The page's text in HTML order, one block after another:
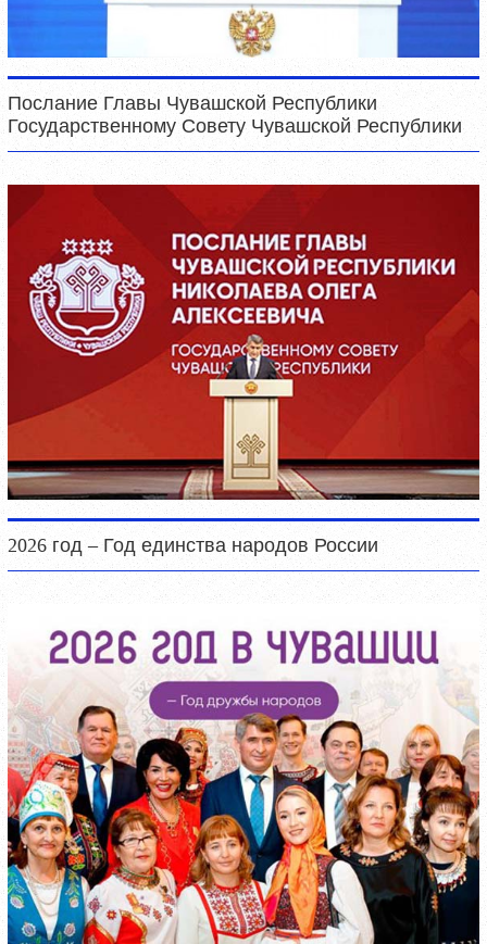
Послание Главы Чувашской Республики
Государственному Совету Чувашской Республики
2026 год – Год единства народов России